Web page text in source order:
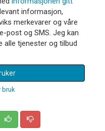
informasjon,
merkevarer og våre
post og SMS. Jeg kan
alle tjenester og tilbud
bruk